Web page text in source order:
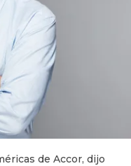
de Accor, dijo